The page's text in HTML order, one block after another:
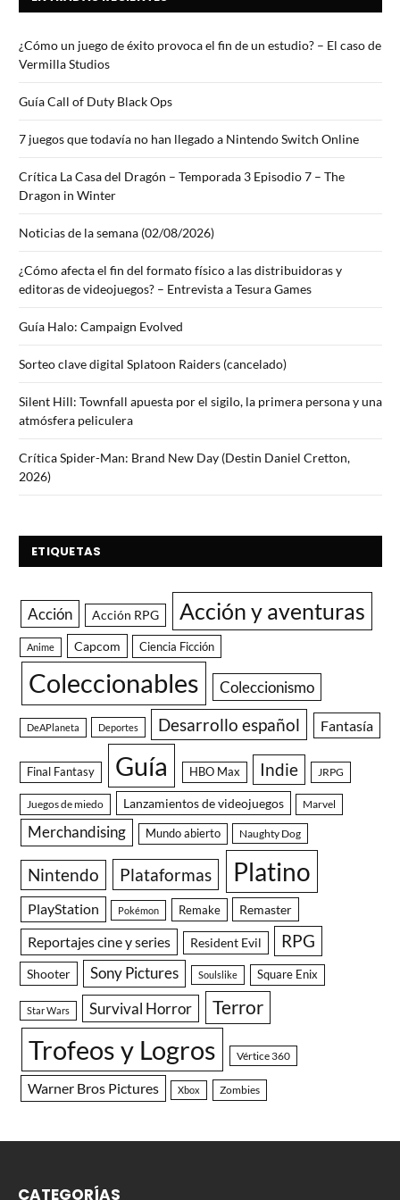
¿Cómo un juego de éxito provoca el fin de un estudio? – El caso de
Vermilla Studios
Guía Call of Duty Black Ops
7 juegos que todavía no han llegado a Nintendo Switch Online
Crítica La Casa del Dragón – Temporada 3 Episodio 7 – The
Dragon in Winter
Noticias de la semana (02/08/2026)
¿Cómo afecta el fin del formato físico a las distribuidoras y
editoras de videojuegos? – Entrevista a Tesura Games
Guía Halo: Campaign Evolved
Sorteo clave digital Splatoon Raiders (cancelado)
Silent Hill: Townfall apuesta por el sigilo, la primera persona y una
atmósfera peliculera
Crítica Spider-Man: Brand New Day (Destin Daniel Cretton,
2026)
ETIQUETAS
Acción Acción RPG Acción y aventuras
Anime Capcom Ciencia Ficción
Coleccionables Coleccionismo
DeAPlaneta Deportes Desarrollo español Fantasía
Final Fantasy Guía HBO Max Indie JRPG
Juegos de miedo Lanzamientos de videojuegos Marvel
Merchandising Mundo abierto Naughty Dog
Nintendo Plataformas Platino
PlayStation Pokémon Remake Remaster
Reportajes cine y series Resident Evil RPG
Shooter Sony Pictures Soulslike Square Enix
Star Wars Survival Horror Terror
Trofeos y Logros Vértice 360
Warner Bros Pictures Xbox Zombies
CATEGORÍAS